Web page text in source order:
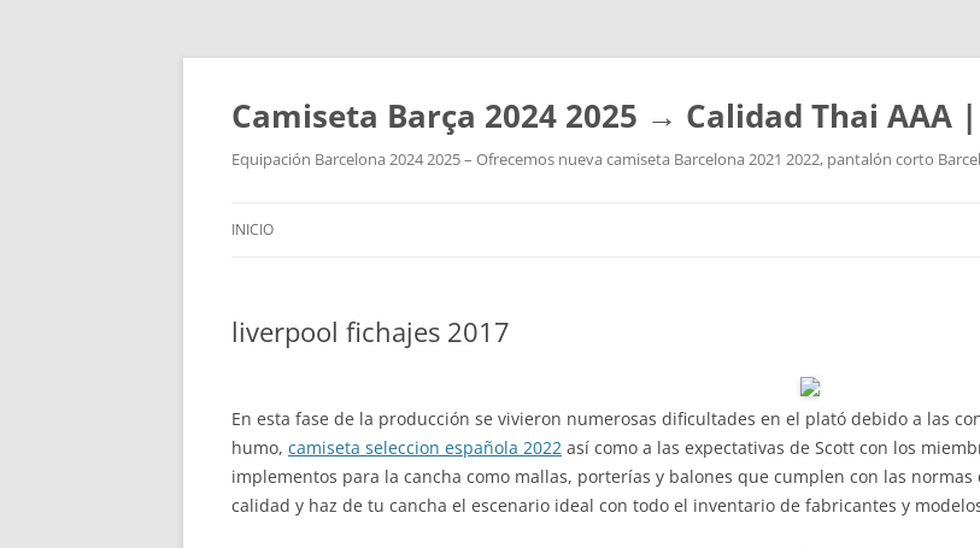
Camiseta Barça 2024 2025 → Calidad Thai AAA
Equipación Barcelona 2024 2025 – Ofrecemos nueva camiseta Barcelona 2021 2022, pantalón corto
INICIO
liverpool fichajes 2017
En esta fase de la producción se vivieron numerosas dificultades en el plató debido a las
humo, camiseta seleccion española 2022 así como a las expectativas de Scott con los
implementos para la cancha como mallas, porterías y balones que cumplen con las
calidad y haz de tu cancha el escenario ideal con todo el inventario de fabricantes y